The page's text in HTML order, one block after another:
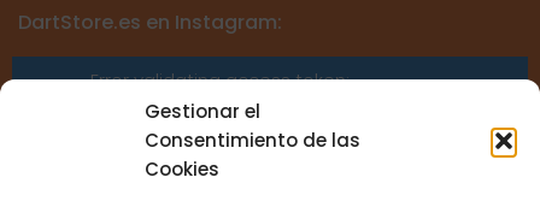
Gestionar el
Consentimiento de las
Cookies
DartStore.es en Instagram:
Error validating access token:
Sessions for the user are not allowed
because the user is not a confirmed